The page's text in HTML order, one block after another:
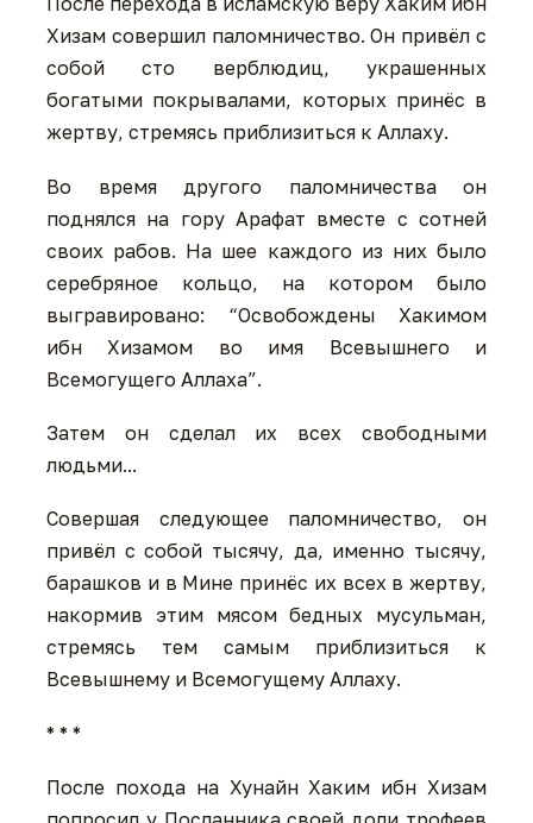
Хизам совершил паломничество. Он привёл с
собой сто верблюдиц, украшенных
богатыми покрывалами, которых принёс в
жертву, стремясь приблизиться к Аллаху.
Во время другого паломничества он
поднялся на гору Арафат вместе с сотней
своих рабов. На шее каждого из них было
серебряное кольцо, на котором было
выгравировано: “Освобождены Хакимом
ибн Хизамом во имя Всевышнего и
Всемогущего Аллаха”.
Затем он сделал их всех свободными
людьми...
Совершая следующее паломничество, он
привёл с собой тысячу, да, именно тысячу,
барашков и в Мине принёс их всех в жертву,
накормив этим мясом бедных мусульман,
стремясь тем самым приблизиться к
Всевышнему и Всемогущему Аллаху.
* * *
После похода на Хунайн Хаким ибн Хизам